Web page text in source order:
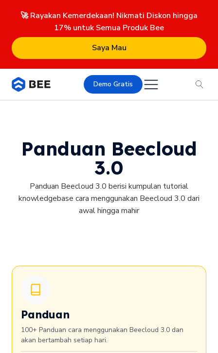
🚀 Rayakan Kemerdekaan! Nikmati Diskon hingga
17% untuk Semua Produk Bee
Saya Mau
Demo Gratis
Panduan Beecloud
3.0
Panduan Beecloud 3.0 berisi kumpulan tutorial
knowledgebase cara menggunakan Beecloud 3.0 dari
awal hingga mahir
Panduan
100+ Panduan cara menggunakan Beecloud 3.0 dan
akan bertambah setiap hari.